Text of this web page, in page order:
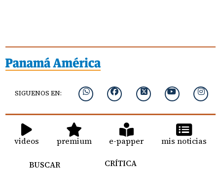
SIGUENOS EN:
videos premium e-papper mis noticias
BUSCAR
CRÍTICA